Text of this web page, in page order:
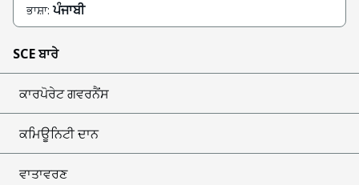
ਭਾਸ਼ਾ:ਪੰਜਾਬੀ
SCE ਬਾਰੇ
ਕਾਰਪੋਰੇਟ ਗਵਰਨੈਂਸ
ਕਮਿਊਨਿਟੀ ਦਾਨ
ਵਾਤਾਵਰਣ